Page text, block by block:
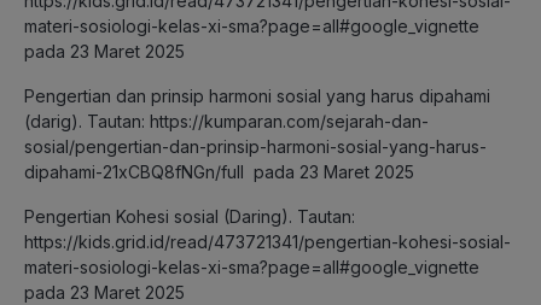
materi-sosiologi-kelas-xi-sma?page=all#google_vignette
pada 23 Maret 2025
Pengertian dan prinsip harmoni sosial yang harus dipahami
(darig). Tautan: https://kumparan.com/sejarah-dan-
sosial/pengertian-dan-prinsip-harmoni-sosial-yang-harus-
dipahami-21xCBQ8fNGn/full pada 23 Maret 2025
Pengertian Kohesi sosial (Daring). Tautan:
https://kids.grid.id/read/473721341/pengertian-kohesi-sosial-
materi-sosiologi-kelas-xi-sma?page=all#google_vignette
pada 23 Maret 2025